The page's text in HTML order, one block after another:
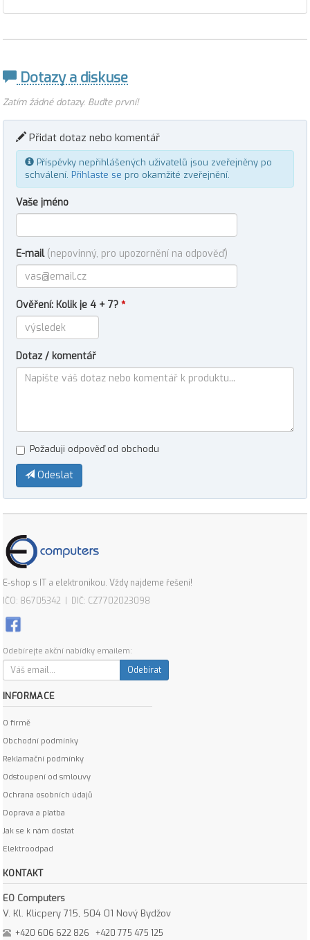
Dotazy a diskuse
Zatím žádné dotazy. Buďte první!
Přidat dotaz nebo komentář
Příspěvky nepřihlášených uživatelů jsou zveřejněny po
schválení. Přihlaste se pro okamžité zveřejnění.
Vaše jméno
E-mail (nepovinný, pro upozornění na odpověď)
Ověření: Kolik je 4 + 7? *
Dotaz / komentář
Požaduji odpověď od obchodu
Odeslat
E-shop s IT a elektronikou. Vždy najdeme řešení!
IČO: 86705342 | DIČ: CZ7702023098
Odebírejte akční nabídky emailem:
Odebírat
INFORMACE
O firmě
Obchodní podmínky
Reklamační podmínky
Odstoupení od smlouvy
Ochrana osobních údajů
Doprava a platba
Jak se k nám dostat
Elektroodpad
KONTAKT
EO Computers
V. Kl. Klicpery 715, 504 01 Nový Bydžov
+420 606 622 826
+420 775 475 125